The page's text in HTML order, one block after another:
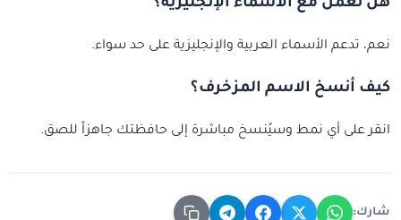
هل تعمل مع الأسماء الإنجليزية؟
نعم، تدعم الأسماء العربية والإنجليزية على حد سواء.
كيف أنسخ الاسم المزخرف؟
انقر على أي نمط وسيُنسخ مباشرة إلى حافظتك جاهزاً للصق.
شارك: